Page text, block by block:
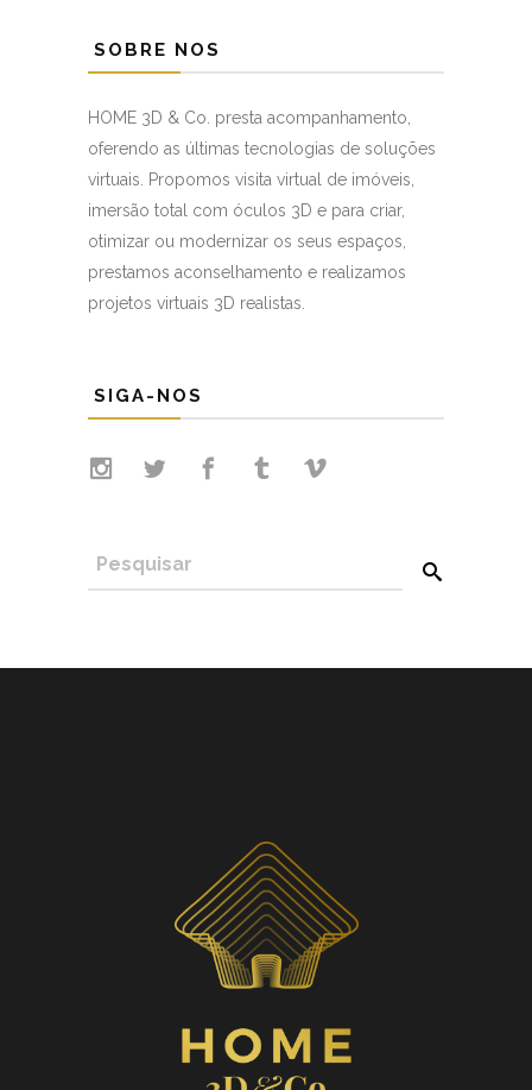
SOBRE NOS
HOME 3D & Co. presta acompanhamento,
oferendo as últimas tecnologias de soluções
virtuais. Propomos visita virtual de imóveis,
imersão total com óculos 3D e para criar,
otimizar ou modernizar os seus espaços,
prestamos aconselhamento e realizamos
projetos virtuais 3D realistas.
SIGA-NOS